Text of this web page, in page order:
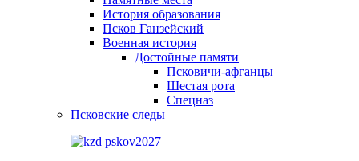
История образования
Псков Ганзейский
Военная история
Достойные памяти
Псковичи-афганцы
Шестая рота
Спецназ
Псковские следы